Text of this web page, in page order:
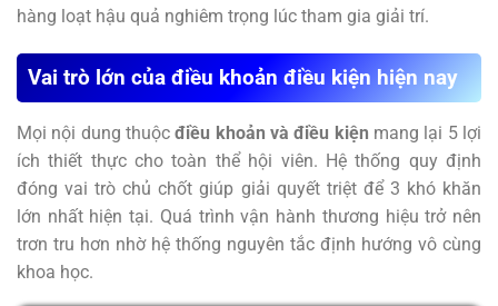
hàng loạt hậu quả nghiêm trọng lúc tham gia giải trí.
Vai trò lớn của điều khoản điều kiện hiện nay
Mọi nội dung thuộcđiều khoản và điều kiện mang lại 5 lợi
ích thiết thực cho toàn thể hội viên. Hệ thống quy định
đóng vai trò chủ chốt giúp giải quyết triệt để 3 khó khăn
lớn nhất hiện tại. Quá trình vận hành thương hiệu trở nên
trơn tru hơn nhờ hệ thống nguyên tắc định hướng vô cùng
khoa học.